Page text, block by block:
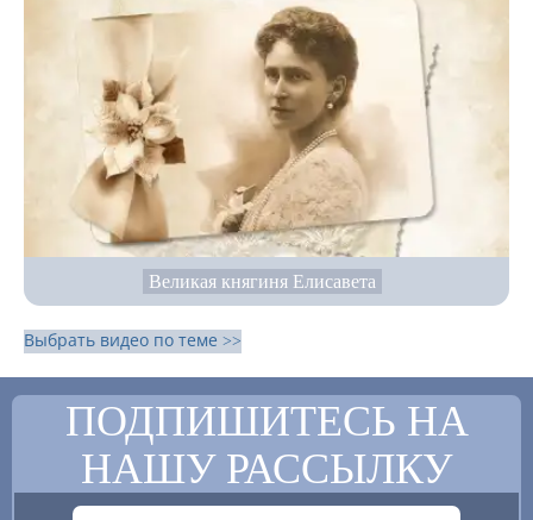
Великая княгиня Елисавета
Выбрать видео по теме >>
ПОДПИШИТЕСЬ НА
НАШУ РАССЫЛКУ